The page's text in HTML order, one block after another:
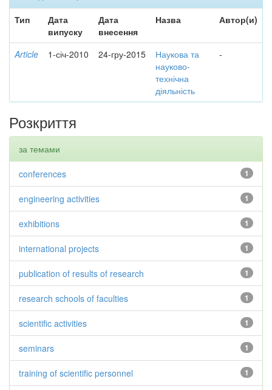
Тип
Дата
випуску
Дата
внесення
Назва Автор(и)
Article 1-січ-2010 24-гру-2015
Наукова та
науково-
технічна
діяльність
-
Розкриття
за темами
1
conferences
1
engineering activities
1
exhibitions
1
international projects
1
publication of results of research
1
research schools of faculties
1
scientific activities
1
seminars
1
training of scientific personnel